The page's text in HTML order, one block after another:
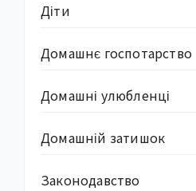
Діти
Домашнє госпотарство
Домашні улюбленці
Домашній затишок
Законодавство